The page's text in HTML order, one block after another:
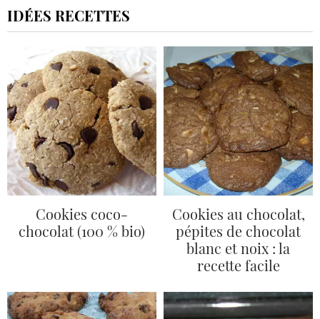
IDÉES RECETTES
Cookies coco-
chocolat (100 % bio)
Cookies au chocolat,
pépites de chocolat
blanc et noix : la
recette facile